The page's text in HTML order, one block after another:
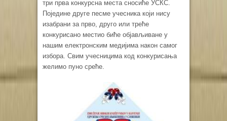
три прва конкурсна места сносиће УСКС.
Поједине друге песме учесника који нису
изабрани за прво, друго или треће
конкурисано местио биће објављиване у
нашим електронским медијима након самог
избора. Свим учесницима код конкурисања
желимо пуно среће.